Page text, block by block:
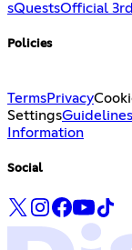
sQuestsOfficial
Policies
TermsPrivacy
SettingsGuidelines
Information
Social